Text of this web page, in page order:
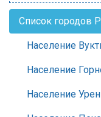
Список городов
Население
Население
Население